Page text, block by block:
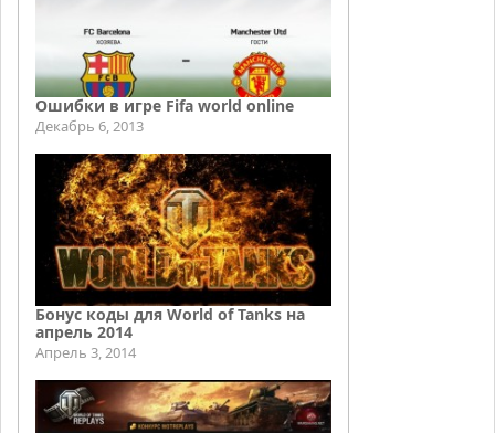
Ошибки в игре Fifa world online
Декабрь 6, 2013
Бонус коды для World of Tanks на
апрель 2014
Апрель 3, 2014